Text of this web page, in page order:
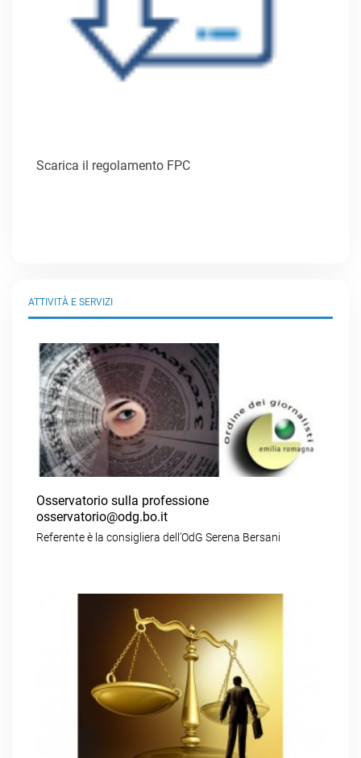
Scarica il regolamento FPC
ATTIVITÀ E SERVIZI
Osservatorio sulla professione
osservatorio@odg.bo.it
Referente è la consigliera dell’OdG Serena Bersani